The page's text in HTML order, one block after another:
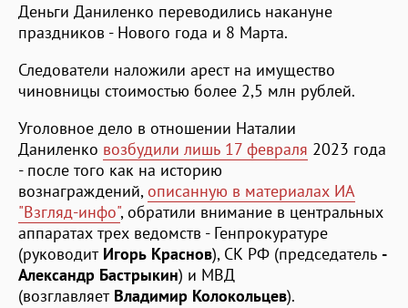
Деньги Даниленко переводились накануне
праздников - Нового года и 8 Марта.
Следователи наложили арест на имущество
чиновницы стоимостью более 2,5 млн рублей.
Уголовное дело в отношении Наталии
Даниленко возбудили лишь 17 февраля 2023 года
- после того как на историю
вознаграждений, описанную в материалах ИА
"Взгляд-инфо", обратили внимание в центральных
аппаратах трех ведомств - Генпрокуратуре
(руководит Игорь Краснов), СК РФ (председатель -
Александр Бастрыкин) и МВД
(возглавляет Владимир Колокольцев).